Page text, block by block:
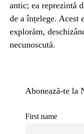
antic; ea reprezintă
de a înțelege. Acest
explorăm,
necunoscută.
Abonează-te la
First name